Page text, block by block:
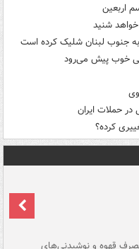
اربعین
شنید
خوب پیش می‌رود
حملات ایران
کرده؟
قهوه و نوشیدنی‌های